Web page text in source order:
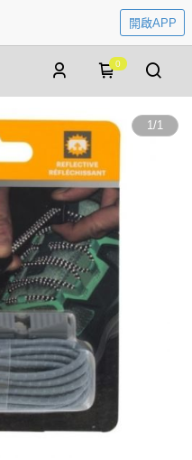
開啟APP
0
1/1